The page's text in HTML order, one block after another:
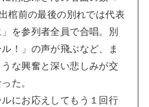
棺前の最後の別れでは代表
を参列者全員で合唱。別
！」の声が飛ぶなど、ま
な興奮と深い悲しみが交
た。
にお応えしてもう１回行